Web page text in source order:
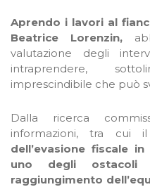
Aprendo i lavori al
Beatrice Lorenzin,
valutazione degli
intraprendere,
imprescindibile che può
Dalla ricerca
informazioni, tra cui
dell’evasione fiscale
uno degli
raggiungimento